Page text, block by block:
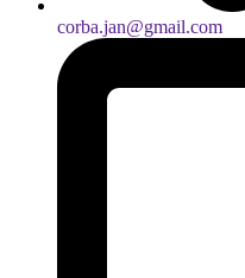
corba.jan@gmail.com